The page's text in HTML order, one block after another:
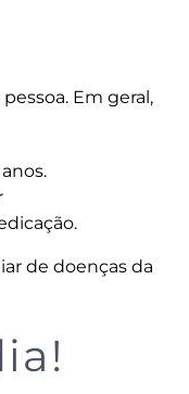
Em geral,
de doenças da